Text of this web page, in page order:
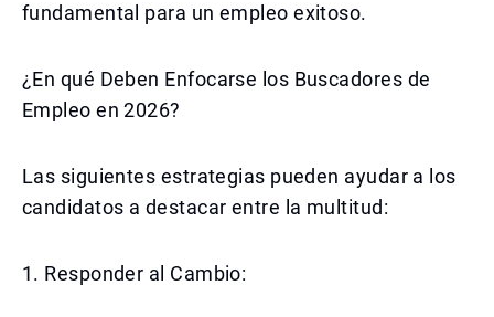
fundamental para un empleo exitoso.
¿En qué Deben Enfocarse los Buscadores de
Empleo en 2026?
Las siguientes estrategias pueden ayudar a los
candidatos a destacar entre la multitud:
1. Responder al Cambio: